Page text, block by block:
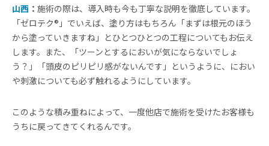
山西 ： 施術の際は、導入時も今も丁寧な説明を徹底しています。
「ゼロテク®」でいえば、塗り方はもちろん「まずは根元のほう
から塗っていきますね」とひとつひとつの工程についてもお伝え
します。また、「ツーンとするにおいが気にならないでしょ
う？」「頭皮のピリピリ感がないんです」というように、におい
や刺激についても必ず触れるようにしています。
このような積み重ねによって、一度他店で施術を受けたお客様も
うちに戻ってきてくれるんです。